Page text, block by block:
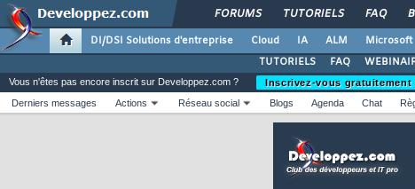
FORUMS TUTORIELS FAQ
DI/DSI Solutions d'entreprise Cloud IA ALM Microsoft
TUTORIELS
FAQ
Vous n'êtes pas encore inscrit sur Developpez.com ?
Inscrivez-vous gratuitement
Derniers messages
Actions Réseau social Blogs Agenda Chat